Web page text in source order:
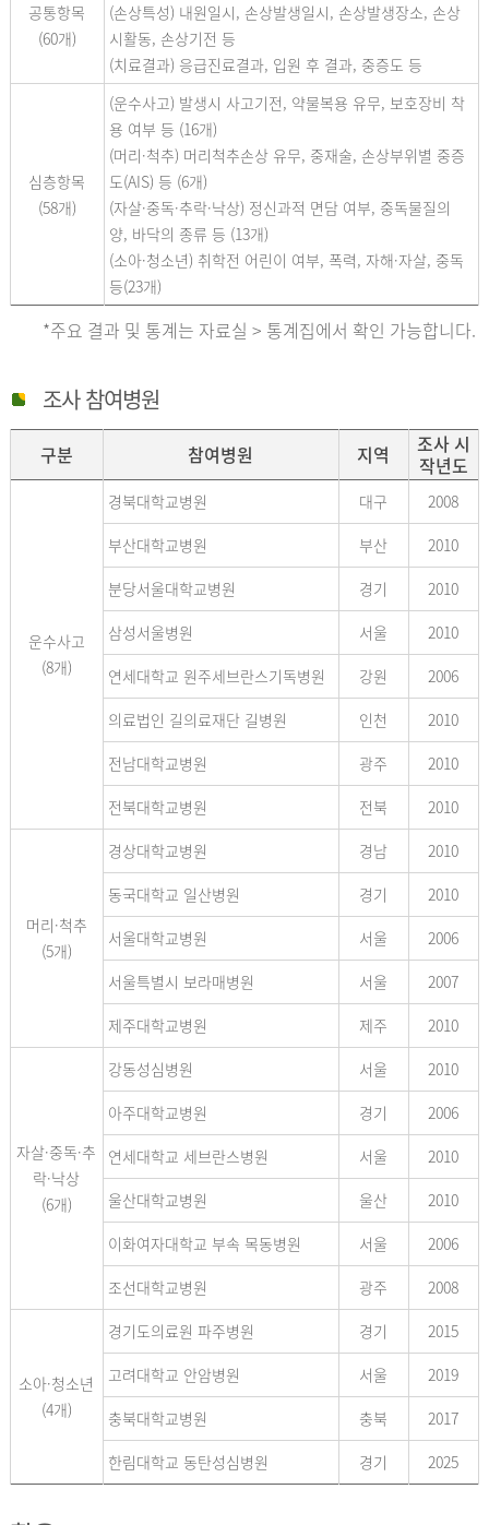
공통항목
(60개)
(손상특성) 내원일시, 손상발생일시, 손상발생장소, 손상
시활동, 손상기전 등
(치료결과) 응급진료결과, 입원 후 결과, 중증도 등
심층항목
(58개)
(운수사고) 발생시 사고기전, 약물복용 유무, 보호장비 착
용 여부 등 (16개)
(머리·척추) 머리척추손상 유무, 중재술, 손상부위별 중증
도(AIS) 등 (6개)
(자살·중독·추락·낙상) 정신과적 면담 여부, 중독물질의
양, 바닥의 종류 등 (13개)
(소아·청소년) 취학전 어린이 여부, 폭력, 자해·자살, 중독
등(23개)
*주요 결과 및 통계는 자료실 > 통계집에서 확인 가능합니다.
조사 참여병원
구분 참여병원 지역
조사 시
작년도
운수사고
(8개)
경북대학교병원 대구
2008
부산대학교병원
부산
2010
분당서울대학교병원
경기
2010
삼성서울병원
서울
2010
연세대학교 원주세브란스기독병원
강원
2006
의료법인 길의료재단 길병원
인천
2010
전남대학교병원
광주
2010
전북대학교병원
전북 2010
머리·척추
(5개)
경상대학교병원 경남
2010
동국대학교 일산병원
경기
2010
서울대학교병원
서울
2006
서울특별시 보라매병원
서울
2007
제주대학교병원
제주 2010
자살·중독·추
락·낙상
(6개)
강동성심병원 서울
2010
아주대학교병원
경기
2006
연세대학교 세브란스병원
서울
2010
울산대학교병원
울산
2010
이화여자대학교 부속 목동병원
서울
2006
조선대학교병원
광주 2008
소아·청소년
(4개)
경기도의료원 파주병원 경기
2015
고려대학교 안암병원
서울
2019
충북대학교병원
충북
2017
한림대학교 동탄성심병원
경기 2025